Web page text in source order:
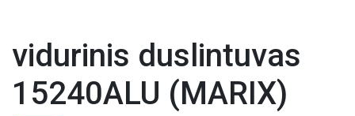
vidurinis duslintuvas
15240ALU (MARIX)